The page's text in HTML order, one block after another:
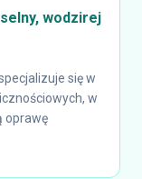
wodzirej
się w
w
oprawę